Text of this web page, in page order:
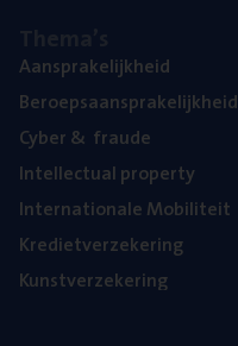
Aan­spra­ke­lijk­heid
Beroeps­aan­spra­ke­lijk­heid
Cyber& fraude
Intel­lec­tu­al property
Inter­na­ti­o­na­le Mobiliteit
Kre­diet­ver­ze­ke­ring
Kunst­ver­ze­ke­ring